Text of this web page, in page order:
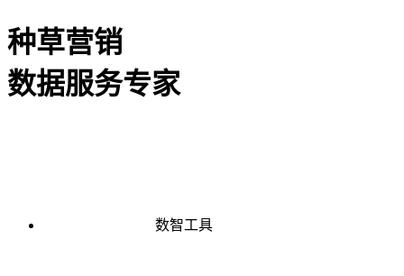
种草营销
数据服务专家
数智工具